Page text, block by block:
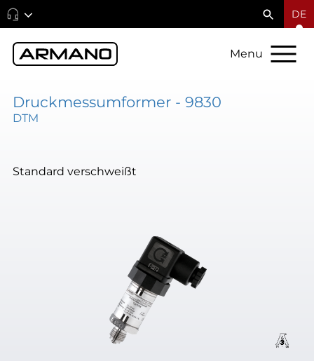
DE
Menu
Druckmessumformer - 9830
DTM
Standard verschweißt